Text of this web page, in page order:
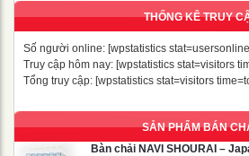
THỐNG KÊ TRUY
Số người online: [wpstatistics
Truy cập hôm nay: [wpstatistics stat=visitors
Tổng truy cập: [wpstatistics stat=visitors
SẢN PHẨM BÁN
Bàn chải NAVI SHOURAI –